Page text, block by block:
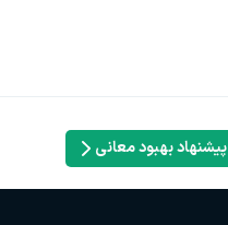
پیشنهاد بهبود معانی